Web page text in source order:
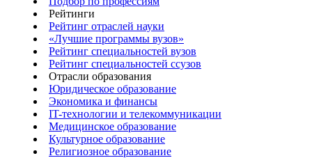
Рейтинги
Рейтинг отраслей науки
«Лучшие программы вузов»
Рейтинг специальностей вузов
Рейтинг специальностей ссузов
Отрасли образования
Юридическое образование
Экономика и финансы
IT-технологии и телекоммуникации
Медицинское образование
Культурное образование
Религиозное образование